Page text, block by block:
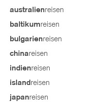
australienreisen
baltikumreisen
bulgarienreisen
chinareisen
indienreisen
island reisen
japanreisen